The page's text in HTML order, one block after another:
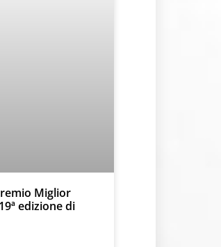
Miglior
edizione di